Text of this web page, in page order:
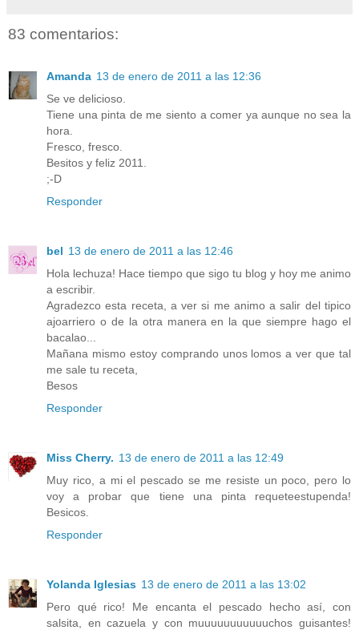
83 comentarios:
Amanda 13 de enero de 2011 a las 12:36
Se ve delicioso.
Tiene una pinta de me siento a comer ya aunque no sea la
hora.
Fresco, fresco.
Besitos y feliz 2011.
;-D
Responder
bel 13 de enero de 2011 a las 12:46
Hola lechuza! Hace tiempo que sigo tu blog y hoy me animo
a escribir.
Agradezco esta receta, a ver si me animo a salir del tipico
ajoarriero o de la otra manera en la que siempre hago el
bacalao...
Mañana mismo estoy comprando unos lomos a ver que tal
me sale tu receta,
Besos
Responder
Miss Cherry. 13 de enero de 2011 a las 12:49
Muy rico, a mi el pescado se me resiste un poco, pero lo
voy a probar que tiene una pinta requeteestupenda!
Besicos.
Responder
Yolanda Iglesias 13 de enero de 2011 a las 13:02
Pero qué rico! Me encanta el pescado hecho así, con
salsita, en cazuela y con muuuuuuuuuuuchos guisantes!